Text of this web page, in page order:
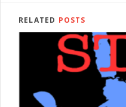
RELATED POSTS